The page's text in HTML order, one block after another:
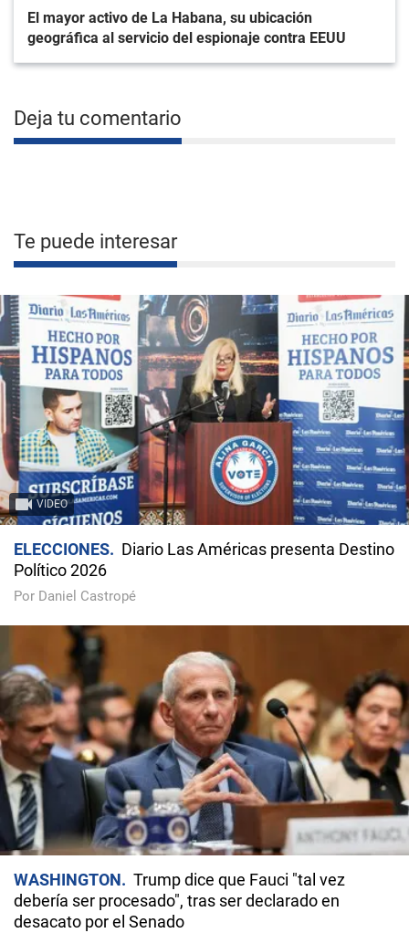
El mayor activo de La Habana, su ubicación
geográfica al servicio del espionaje contra EEUU
Deja tu comentario
Te puede interesar
VIDEO
ELECCIONES
Diario Las Américas presenta Destino
Político 2026
Por Daniel Castropé
WASHINGTON
Trump dice que Fauci "tal vez
debería ser procesado", tras ser declarado en
desacato por el Senado